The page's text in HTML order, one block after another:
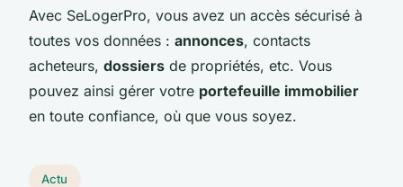
Avec SeLogerPro, vous avez un accès sécurisé à
toutes vos données : annonces, contacts
acheteurs, dossiers de propriétés, etc. Vous
pouvez ainsi gérer votre portefeuille immobilier
en toute confiance, où que vous soyez.
Actu